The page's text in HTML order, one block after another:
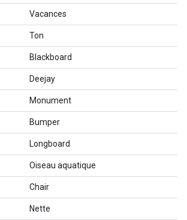
Vacances
Ton
Blackboard
Deejay
Monument
Bumper
Longboard
Oiseau aquatique
Chair
Nette